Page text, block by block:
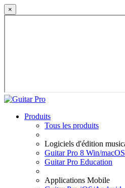
×
Produits
Tous les produits
Logiciels d'édition
Guitar Pro 8 Win/macOS
Guitar Pro Education
Applications Mobile